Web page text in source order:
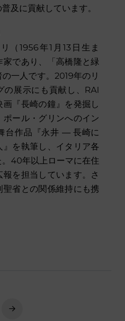
及に貢献しています。
（1956年1月13日生ま
であり、「高橋隆と緑
一人です。2019年のリ
の展示にも貢献し、RAI
『長崎の鐘』を発掘し
ポール・グリンへのイン
台作品『永井 ― 長崎に
を執筆し、イタリア各
40年以上ローマに在住
報を担当しています。さ
聖省との関係維持にも携
Next